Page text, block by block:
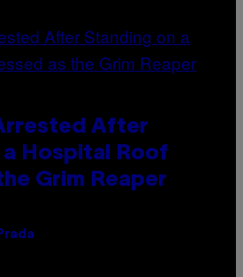
After
Hospital Roof
Grim Reaper